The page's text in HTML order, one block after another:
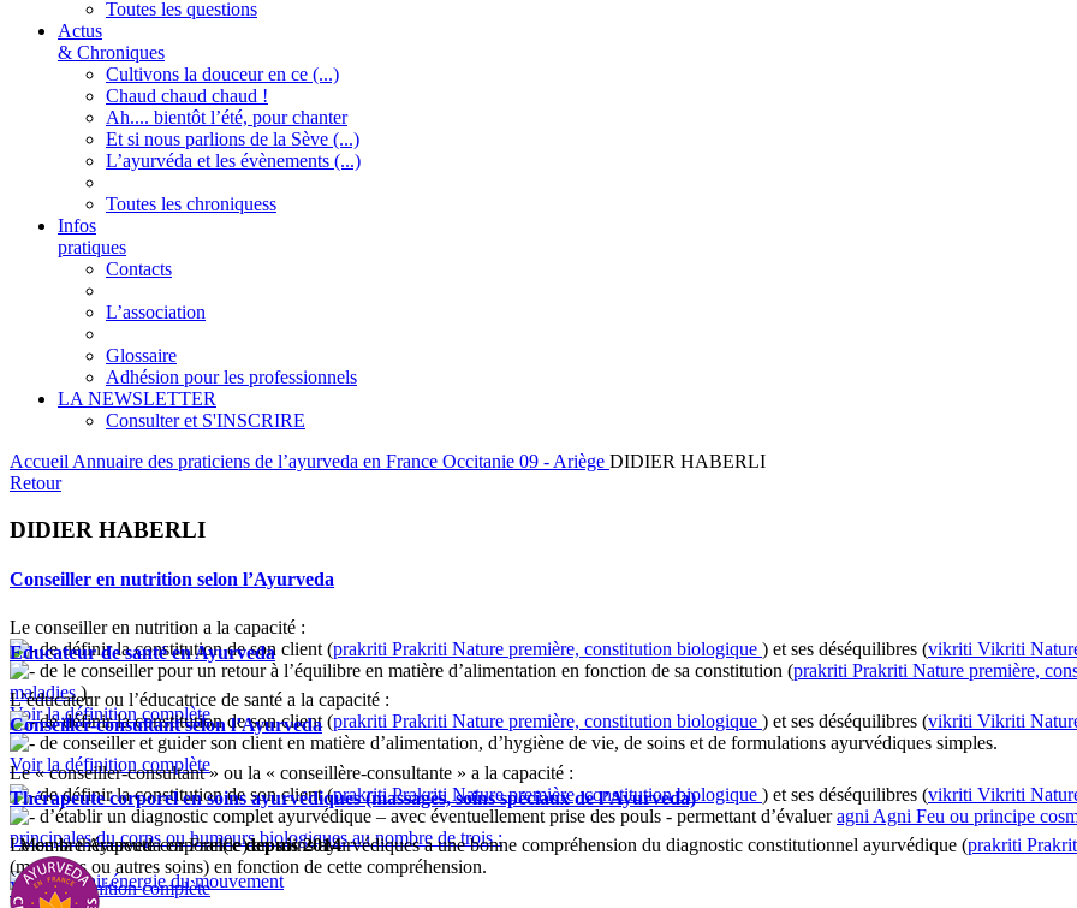
Toutes les questions
Actus
& Chroniques
Cultivons la douceur en ce (...)
Chaud chaud chaud !
Ah.... bientôt l’été, pour chanter
Et si nous parlions de la Sève (...)
L’ayurvéda et les évènements (...)
Toutes les chroniquess
Infos
pratiques
Contacts
L’association
Glossaire
Adhésion pour les professionnels
LA NEWSLETTER
Consulter et S'INSCRIRE
Accueil Annuaire des praticiens de l’ayurveda en France Occitanie 09 - Ariège DIDIER HABERLI
Retour
DIDIER HABERLI
Conseiller en nutrition selon l’Ayurveda
Le conseiller en nutrition a la capacité :
de définir la constitution de son client (prakriti Prakriti Nature première, constitution biologique ) et ses déséquilibres (vikriti Vikriti
de le conseiller pour un retour à l’équilibre en matière d’alimentation en fonction de sa constitution (prakriti Prakriti Nature première,
maladies ).
Voir la définition complète
Educateur de santé en Ayurveda
L’éducateur ou l’éducatrice de santé a la capacité :
de définir la constitution de son client (prakriti Prakriti Nature première, constitution biologique ) et ses déséquilibres (vikriti Vikriti
de conseiller et guider son client en matière d’alimentation, d’hygiène de vie, de soins et de formulations ayurvédiques simples.
Voir la définition complète
Conseiller-consultant selon l’Ayurveda
Le « conseiller-consultant » ou la « conseillère-consultante » a la capacité :
de définir la constitution de son client (prakriti Prakriti Nature première, constitution biologique ) et ses déséquilibres (vikriti Vikriti
d’établir un diagnostic complet ayurvédique – avec éventuellement prise des pouls - permettant d’évalueragni Agni Feu ou principe
principales du corps ou humeurs biologiques au nombre de trois :
Vata : air,énergie du mouvement
Thérapeute corporel en soins ayurvédiques (massages, soins spéciaux de l’Ayurveda)
Le ou la thérapeute corporel(le) en soins ayurvédiques a une bonne compréhension du diagnostic constitutionnel ayurvédique (prakriti
(massages ou autres soins) en fonction de cette compréhension.
Voir la définition complète
Membre Ayurveda en Francedepuis 2014